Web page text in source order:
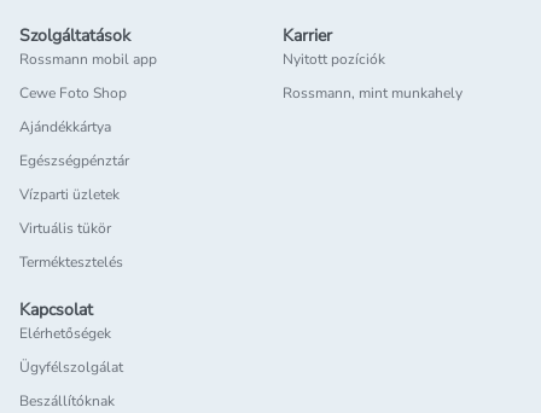
Szolgáltatások
Rossmann mobil app
Cewe Foto Shop
Ajándékkártya
Egészségpénztár
Vízparti üzletek
Virtuális tükör
Terméktesztelés
Karrier
Nyitott pozíciók
Rossmann, mint munkahely
Kapcsolat
Elérhetőségek
Ügyfélszolgálat
Beszállítóknak